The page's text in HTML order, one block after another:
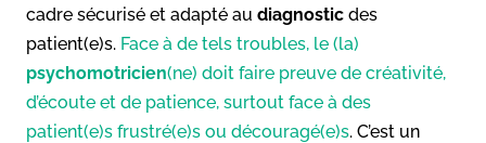
cadre sécurisé et adapté au diagnostic des
patient(e)s. Face à de tels troubles, le (la)
psychomotricien(ne) doit faire preuve de créativité,
d’écoute et de patience, surtout face à des
patient(e)s frustré(e)s ou découragé(e)s. C’est un